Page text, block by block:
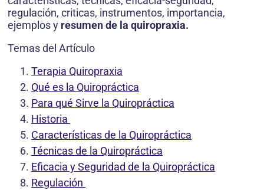
regulación, criticas, instrumentos, importancia,
ejemplos y resumen de la quiropraxia.
Temas del Artículo
Terapia Quiropraxia
Qué es la Quiropráctica
Para qué Sirve la Quiropráctica
Historia
Características de la Quiropráctica
Técnicas de la Quiropráctica
Eficacia y Seguridad de la Quiropráctica
Regulación